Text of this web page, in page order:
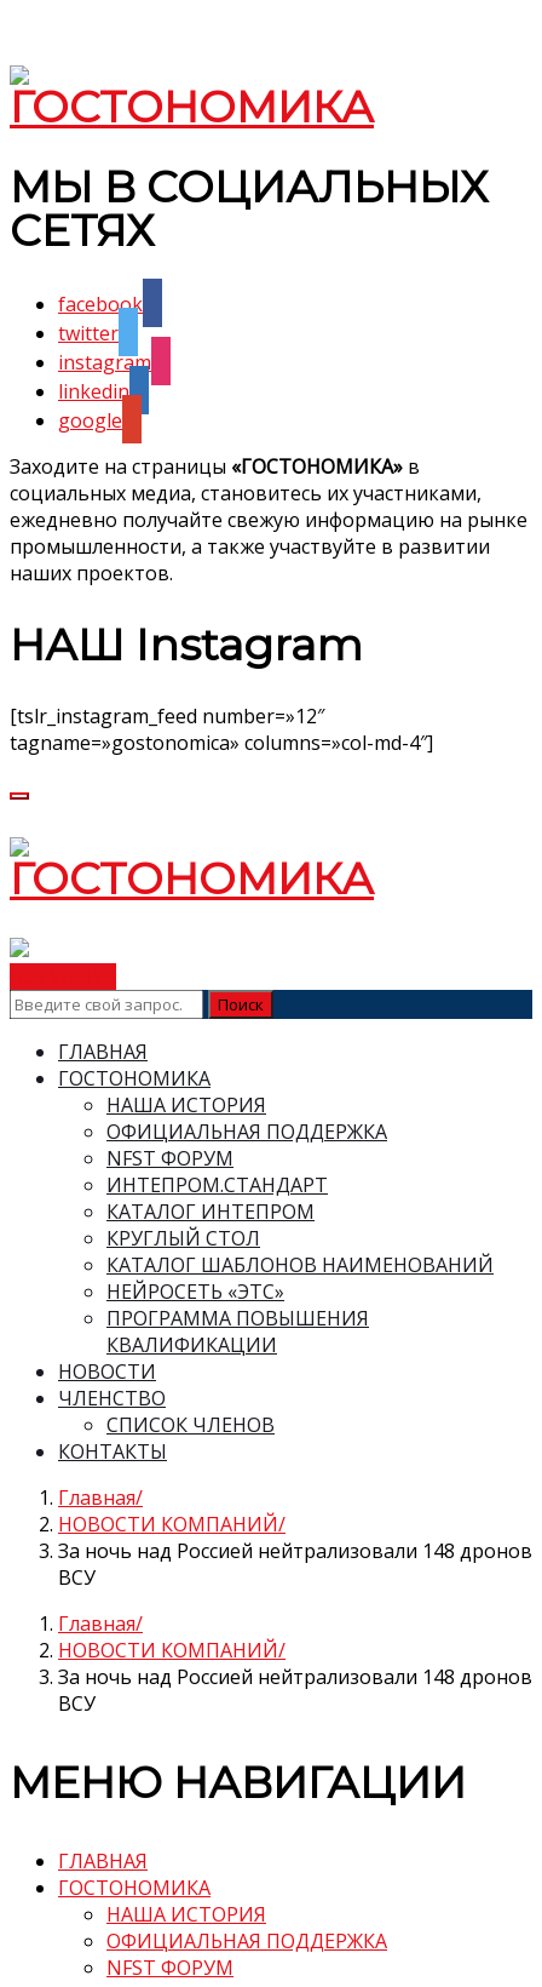
МЫ В СОЦИАЛЬНЫХ
СЕТЯХ
facebook
twitter
instagram
linkedin
google
Заходите на страницы «ГОСТОНОМИКА» в
социальных медиа, становитесь их участниками,
ежедневно получайте свежую информацию на рынке
промышленности, а также участвуйте в развитии
наших проектов.
НАШ Instagram
[tslr_instagram_feed number=»12″
tagname=»gostonomica» columns=»col-md-4″]
ГЛАВНАЯ
ГОСТОНОМИКА
НАША ИСТОРИЯ
ОФИЦИАЛЬНАЯ ПОДДЕРЖКА
NFST ФОРУМ
ИНТЕПРОМ.СТАНДАРТ
КАТАЛОГ ИНТЕПРОМ
КРУГЛЫЙ СТОЛ
КАТАЛОГ ШАБЛОНОВ НАИМЕНОВАНИЙ
НЕЙРОСЕТЬ «ЭТС»
ПРОГРАММА ПОВЫШЕНИЯ
КВАЛИФИКАЦИИ
НОВОСТИ
ЧЛЕНСТВО
СПИСОК ЧЛЕНОВ
КОНТАКТЫ
Главная
НОВОСТИ КОМПАНИЙ
За ночь над Россией нейтрализовали 148 дронов
ВСУ
Главная
НОВОСТИ КОМПАНИЙ
За ночь над Россией нейтрализовали 148 дронов
ВСУ
МЕНЮ НАВИГАЦИИ
ГЛАВНАЯ
ГОСТОНОМИКА
НАША ИСТОРИЯ
ОФИЦИАЛЬНАЯ ПОДДЕРЖКА
NFST ФОРУМ